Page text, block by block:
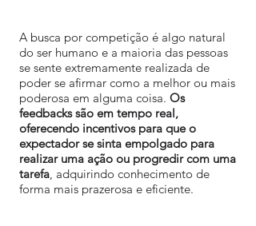
A busca por competição é algo natural
do ser humano e a maioria das pessoas
se sente extremamente realizada de
poder se afirmar como a melhor ou mais
poderosa em alguma coisa. Os
feedbacks são em tempo real,
oferecendo incentivos para que o
expectador se sinta empolgado para
realizar uma ação ou progredir com uma
tarefa, adquirindo conhecimento de
forma mais prazerosa e eficiente.